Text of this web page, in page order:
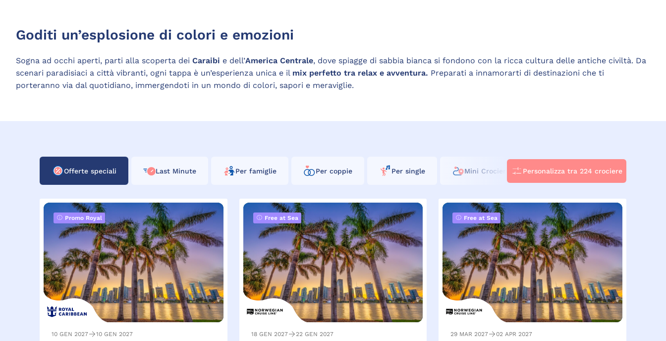
Goditi un’esplosione di colori e emozioni
Sogna ad occhi aperti, parti alla scoperta dei Caraibi e dell’America Centrale, dove spiagge di sabbia bianca si fondono con la ricca cultura delle antiche civiltà. Da
scenari paradisiaci a città vibranti, ogni tappa è un’esperienza unica e il mix perfetto tra relax e avventura. Preparati a innamorarti di destinazioni che ti
porteranno via dal quotidiano, immergendoti in un mondo di colori, sapori e meraviglie.
Offerte speciali Last Minute Per famiglie Per coppie Per single Mini Crociere Crociere LGBTQ+
Personalizza tra 224 crociere
Promo Royal
10 GEN 2027 10 GEN 2027
Free at Sea
18 GEN 2027 22 GEN 2027
Free at Sea
29 MAR 2027 02 APR 2027